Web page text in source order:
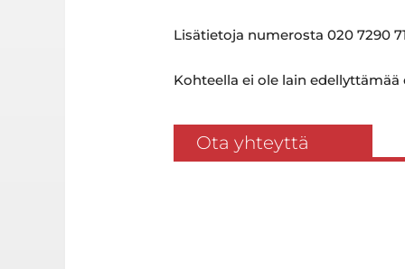
Lisätietoja numerosta 020 7290
Kohteella ei ole lain
Ota yhteyttä